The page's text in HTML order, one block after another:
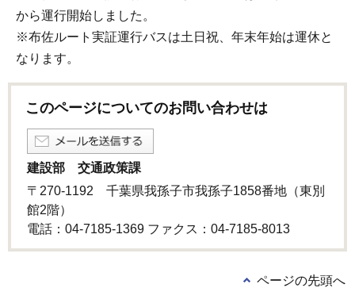
から運行開始しました。
※布佐ルート実証運行バスは土日祝、年末年始は運休と
なります。
このページについてのお問い合わせは
建設部 交通政策課
〒270-1192 千葉県我孫子市我孫子1858番地（東別
館2階）
電話：04-7185-1369 ファクス：04-7185-8013
ページの先頭へ